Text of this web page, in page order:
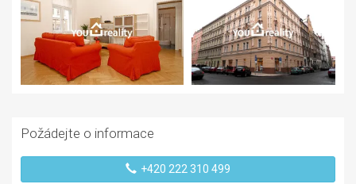
Požádejte o informace
+420 222 310 499